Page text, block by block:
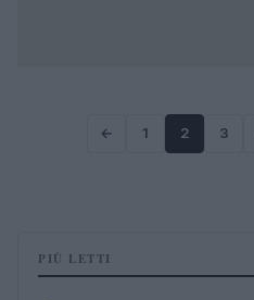
← 1 2 3
PIÙ LETTI